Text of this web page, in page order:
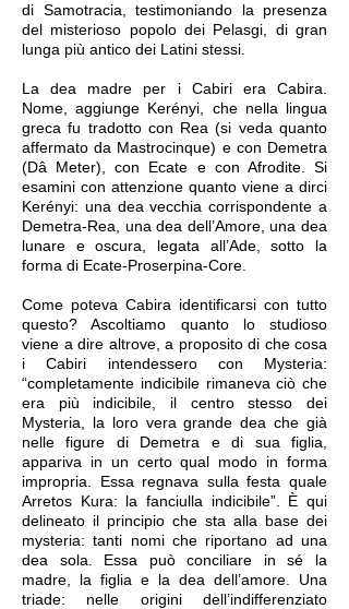
di Samotracia, testimoniando la presenza
del misterioso popolo dei Pelasgi, di gran
lunga più antico dei Latini stessi.
La dea madre per i Cabiri era Cabira.
Nome, aggiunge Kerényi, che nella lingua
greca fu tradotto con Rea (si veda quanto
affermato da Mastrocinque) e con Demetra
(Dâ Meter), con Ecate e con Afrodite. Si
esamini con attenzione quanto viene a dirci
Kerényi: una dea vecchia corrispondente a
Demetra-Rea, una dea dell’Amore, una dea
lunare e oscura, legata all’Ade, sotto la
forma di Ecate-Proserpina-Core.
Come poteva Cabira identificarsi con tutto
questo? Ascoltiamo quanto lo studioso
viene a dire altrove, a proposito di che cosa
i Cabiri intendessero con Mysteria:
“completamente indicibile rimaneva ciò che
era più indicibile, il centro stesso dei
Mysteria, la loro vera grande dea che già
nelle figure di Demetra e di sua figlia,
appariva in un certo qual modo in forma
impropria. Essa regnava sulla festa quale
Arretos Kura: la fanciulla indicibile”. È qui
delineato il principio che sta alla base dei
mysteria: tanti nomi che riportano ad una
dea sola. Essa può conciliare in sé la
madre, la figlia e la dea dell’amore. Una
triade: nelle origini dell’indifferenziato